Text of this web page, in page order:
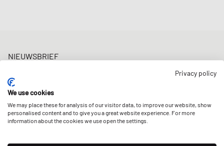
NIEUWSBRIEF
Raffles & New Arrivals. Schrijf je nu in!
E-mailadres
MELD JE AAN
ONZE WINKELS
Privacy policy
We use cookies
We may place these for analysis of our visitor data, to improve our website, show
personalised content and to give you a great website experience. For more
information about the cookies we use open the settings.